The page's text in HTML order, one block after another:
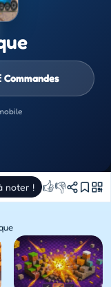
noter ! 👍👎